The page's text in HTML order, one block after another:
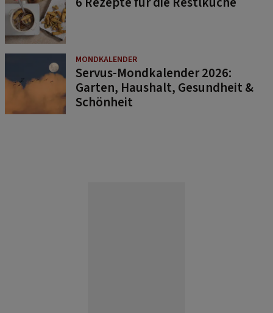
MONDKALENDER
Servus-Mondkalender 2026:
Garten, Haushalt, Gesundheit &
Schönheit